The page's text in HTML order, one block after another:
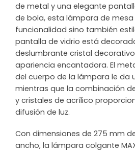
de metal y una elegante
de bola, esta lámpara de
funcionalidad sino también
pantalla de vidrio está
deslumbrante cristal
apariencia encantadora. El
del cuerpo de la lámpara le da
mientras que la combinación
y cristales de acrílico
difusión de luz.
Con dimensiones de 275 mm
ancho, la lámpara colgante